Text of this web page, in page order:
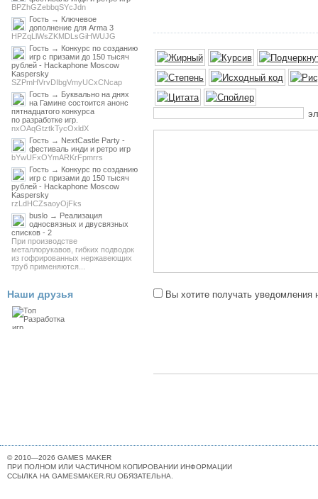
Вы хотите получать
BPZhGZebbqSYcJdn
Гость → Ключевое
дополнение для Arma 3
HPZqLlWsZKMDLsGiHWUJG
Гость → Конкурс по созданию
игр с призами до 150 тысяч
рублей - Hackaphone Moscow
Kaspersky
SZPmHVrvDIbgVmyUCxCNcap
Гость → Буквально на днях
на Гамине состоится анонс
пятнадцатого конкурса
по разработке игр.
nxOAqGtztkTycOxldX
Гость → NextCastle Party -
фестиваль инди и ретро игр
bYwUFxOYmARKrFpmrrs
Гость → Конкурс по созданию
игр с призами до 150 тысяч
рублей - Hackaphone Moscow
Kaspersky
rzLdHCZsaoyOjFks
buslo → Реализация
односвязных и двусвязных
списков - 2
При производстве
металлорукавов, гибких подводок
из гофрированных нержавеющих
труб применяются...
Наши друзья
© 2010—2026 GAMES MAKER
ПРИ ПОЛНОМ ИЛИ ЧАСТИЧНОМ КОПИРОВАНИИ ИНФОРМАЦИИ
ССЫЛКА НА GAMESMAKER.RU ОБЯЗАТЕЛЬНА.